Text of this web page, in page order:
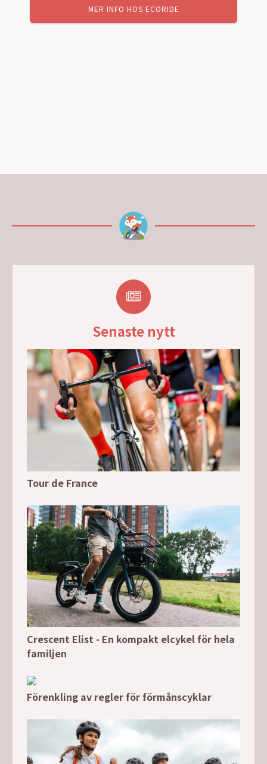
MER INFO HOS ECORIDE
Senaste nytt
Tour de France
Crescent Elist - En kompakt elcykel för hela
familjen
Förenkling av regler för förmånscyklar